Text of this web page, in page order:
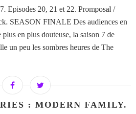
Episodes 20, 21 et 22. Promposal /
SEASON FINALE Des audiences en
en plus douteuse, la saison 7 de
un peu les sombres heures de The
: MODERN FAMILY.